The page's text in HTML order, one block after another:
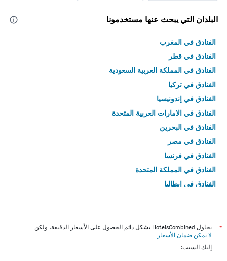
البلدان التي يبحث عنها مستخدمونا
الفنادق في المغرب
الفنادق في قطر
الفنادق في المملكة العربية السعودية
الفنادق في تركيا
الفنادق في إندونيسيا
الفنادق في الامارات العربية المتحدة
الفنادق في البحرين
الفنادق في مصر
الفنادق في فرنسا
الفنادق في المملكة المتحدة
الفنادق في إيطاليا
*
يحاول HotelsCombined بشكل دائم الحصول على الأسعار الدقيقة، ولكن
لا يمكن ضمان الأسعار .
إليك السبب: